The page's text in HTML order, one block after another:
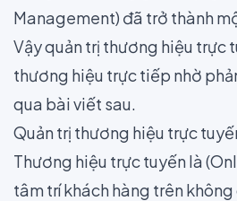
Management) đã trở thành
Vậy quản trị thương hiệu trực
thương hiệu trực tiếp nhờ
qua bài viết sau.
Quản trị thương hiệu trực
Thương hiệu trực tuyến là
tâm trí khách hàng trên